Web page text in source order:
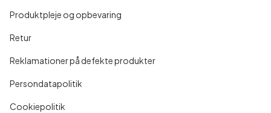
Produktpleje og opbevaring
Retur
Reklamationer på defekte produkter
Persondatapolitik
Cookiepolitik